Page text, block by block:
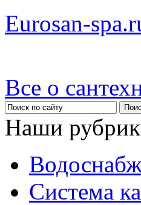
Eurosan-
Все о
Наши
Система